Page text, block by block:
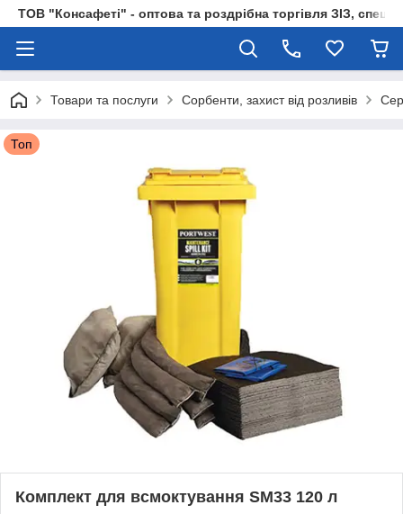
ТОВ "Консафеті" - оптова та роздрібна торгівля ЗІЗ,
Товари та послуги Сорбенти, захист від розливів
Топ
Комплект для всмоктування SM33 120 л